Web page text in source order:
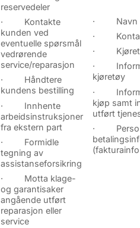
reservedeler
· Kontakte
kunden ved
eventuelle spørsmål
vedrørende
service/reparasjon
· Håndtere
kundens bestilling
· Innhente
arbeidsinstruksjoner
fra ekstern part
· Formidle
tegning av
assistanseforsikring
· Motta klage-
og garantisaker
angående utført
reparasjon eller
service
· Navn
·
·
·
kjøretøy
·
kjøp samt
utført
·